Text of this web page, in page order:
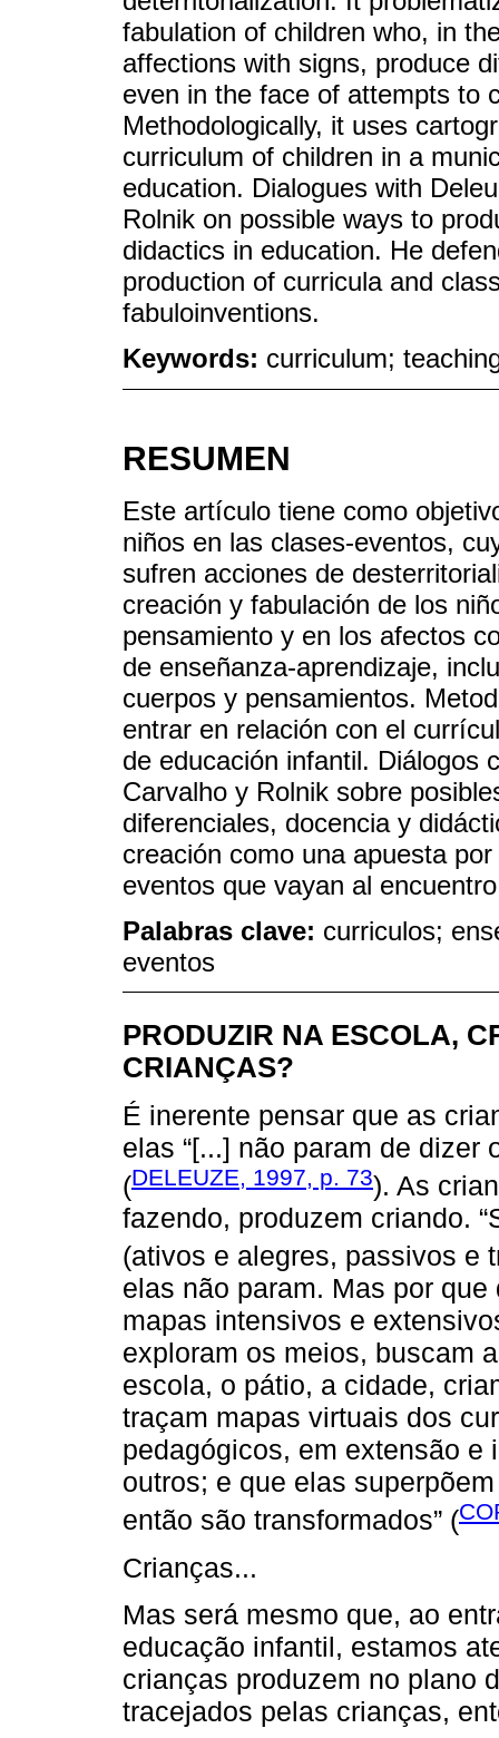
fabulation of children who, in
affections with signs, produce
even in the face of attempts to
Methodologically, it uses
curriculum of children in a
education. Dialogues with
Rolnik on possible ways to
didactics in education. He
production of curricula and
fabuloinventions.
Keywords: curriculum;
RESUMEN
Este artículo tiene como
niños en las clases-eventos,
sufren acciones de
creación y fabulación de los
pensamiento y en los afectos
de enseñanza-aprendizaje,
cuerpos y pensamientos.
entrar en relación con el
de educación infantil. Diálogos
Carvalho y Rolnik sobre
diferenciales, docencia y
creación como una apuesta
eventos que vayan al
Palabras clave: curriculos;
eventos
PRODUZIR NA ESCOLA,
CRIANÇAS?
É inerente pensar que as
elas “[...] não param de dizer
(DELEUZE, 1997, p. 73). As
fazendo, produzem criando.
(ativos e alegres, passivos e
elas não param. Mas por
mapas intensivos e
exploram os meios, buscam
escola, o pátio, a cidade,
traçam mapas virtuais dos
pedagógicos, em extensão e
outros; e que elas
então são transformados” (
Crianças...
Mas será mesmo que, ao
educação infantil, estamos
crianças produzem no plano
tracejados pelas crianças,